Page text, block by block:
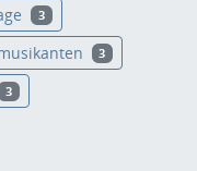
3
3
3